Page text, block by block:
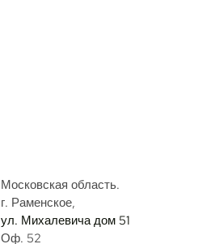
Московская область.
г. Раменское,
ул. Михалевича дом 51
Оф. 52